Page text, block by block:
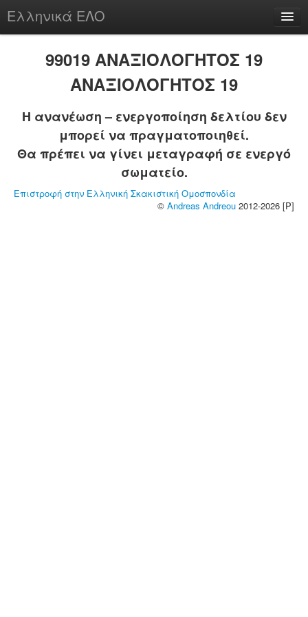
Ελληνικά ΕΛΟ
chesstu.be @ discord
99019 ΑΝΑΞΙΟΛΟΓΗΤΟΣ 19
ΑΝΑΞΙΟΛΟΓΗΤΟΣ 19
Η ανανέωση – ενεργοποίηση δελτίου δεν
μπορεί να πραγματοποιηθεί.
Θα πρέπει να γίνει μεταγραφή σε ενεργό
σωματείο.
Επιστροφή στην Ελληνική Σκακιστική Ομοσπονδία
© Andreas Andreou 2012-2026 [P]